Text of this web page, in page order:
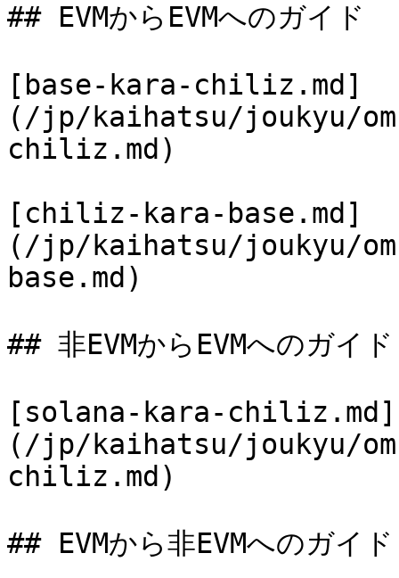
## EVMからEVMへのガイド
[base-kara-chiliz.md]
(/jp/kaihatsu/joukyu/
chiliz.md)
[chiliz-kara-base.md]
(/jp/kaihatsu/joukyu/
base.md)
## 非EVMからEVMへのガイド
[solana-kara-chiliz.md]
(/jp/kaihatsu/joukyu/
chiliz.md)
## EVMから非EVMへのガイド